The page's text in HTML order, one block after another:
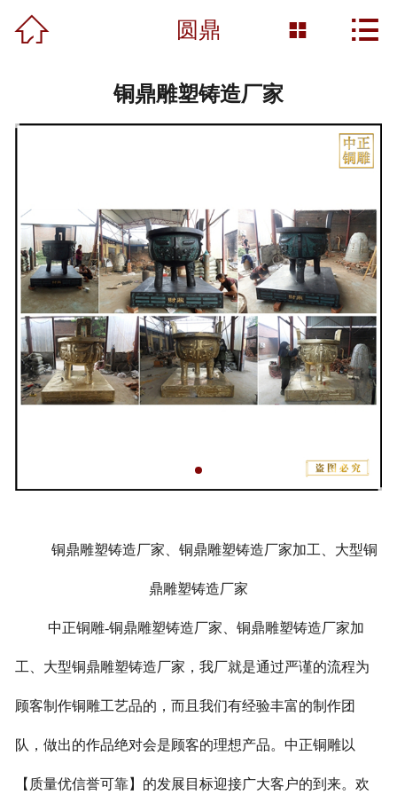
 首页
工程案例
雕塑知识
资质荣誉
营销网络
联系我们
 圆鼎  
铜鼎雕塑铸造厂家
铜鼎雕塑铸造厂家、铜鼎雕塑铸造厂家加工、大型铜
鼎雕塑铸造厂家
中正铜雕-铜鼎雕塑铸造厂家、 铜鼎雕塑铸造厂家加
工、大型铜鼎雕塑铸造厂家 ，我厂就是通过严谨的流程为
顾客制作铜雕工艺品的，而且我们有经验丰富的制作团
队，做出的作品绝对会是顾客的理想产品。中正铜雕以
【质量优信誉可靠】的发展目标迎接广大客户的到来。欢